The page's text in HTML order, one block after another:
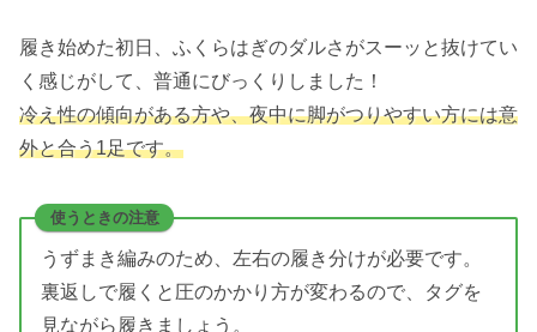
履き始めた初日、ふくらはぎのダルさがスーッと抜けてい
く感じがして、普通にびっくりしました！
冷え性の傾向がある方や、夜中に脚がつりやすい方には意
外と合う1足です。
使うときの注意
うずまき編みのため、左右の履き分けが必要です。
裏返しで履くと圧のかかり方が変わるので、タグを
見ながら履きましょう。